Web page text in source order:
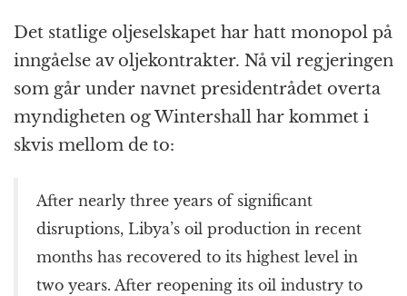
Det statlige oljeselskapet har hatt monopol på
inngåelse av oljekontrakter. Nå vil regjeringen
som går under navnet presidentrådet overta
myndigheten og Wintershall har kommet i
skvis mellom de to:
After nearly three years of significant
disruptions, Libya’s oil production in recent
months has recovered to its highest level in
two years. After reopening its oil industry to